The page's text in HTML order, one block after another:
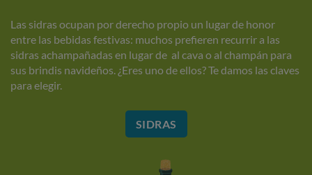
Las sidras ocupan por derecho propio un lugar de honor
entre las bebidas festivas: muchos prefieren recurrir a las
sidras achampañadas en lugar de al cava o al champán para
sus brindis navideños. ¿Eres uno de ellos? Te damos las claves
para elegir.
SIDRAS